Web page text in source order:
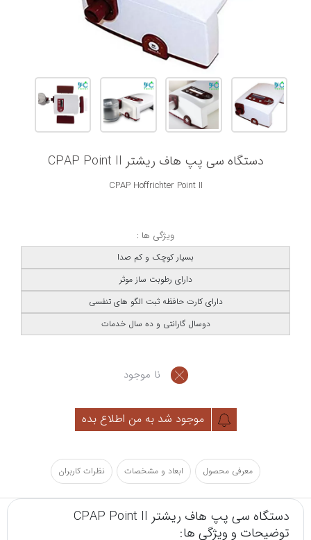
دستگاه سی پپ هاف ریشتر CPAP Point II
CPAP Hoffrichter Point II
ویژگی ها :
بسیار کوچک و کم صدا
دارای رطوبت ساز موثر
دارای کارت حافظه ثبت الگو های تنفسی
دوسال گارانتی و ده سال خدمات
نا موجود
موجود شد به من اطلاع بده
معرفی محصول ابعاد و مشخصات نظرات کاربران
دستگاه سی پپ هاف ریشتر CPAP Point II
توضیحات و ویژگی ها: